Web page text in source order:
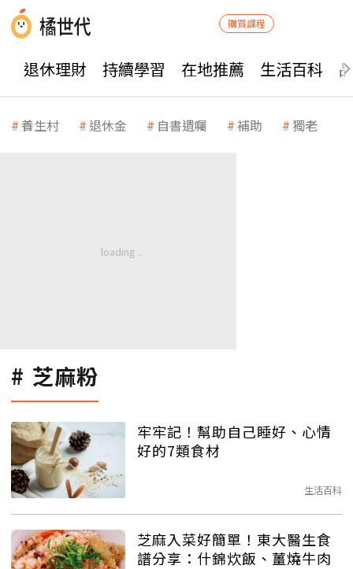
購買課程
退休理財 持續學習 在地推薦 生活百科
養生村 退休金 自書遺囑 補助 獨老
芝麻粉
牢牢記！幫助自己睡好、心情
好的7類食材
生活百科
芝麻入菜好簡單！東大醫生食
譜分享：什錦炊飯、薑燒牛肉